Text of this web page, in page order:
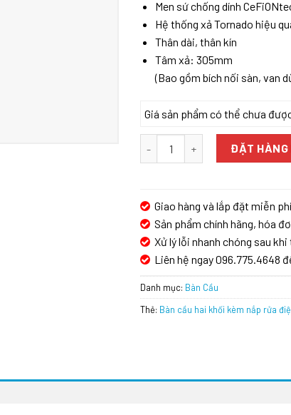
Men sứ chống dính
Hệ thống xả Tornado hiệu
Thân dài, thân kín
Tâm xả: 305mm
(Bao gồm bích nối sàn, van
Giá sản phẩm có thể chưa
Bàn cầu hai khối kèm nắp rửa
ĐẶT HÀNG
Giao hàng và lắp đặt miễn
Sản phẩm chính hãng, hóa
Xử lý lỗi nhanh chóng sau
Liên hệ ngay 096.775.4648
Danh mục: Bàn Cầu
Thẻ: Bàn cầu hai khối kèm nắp rửa